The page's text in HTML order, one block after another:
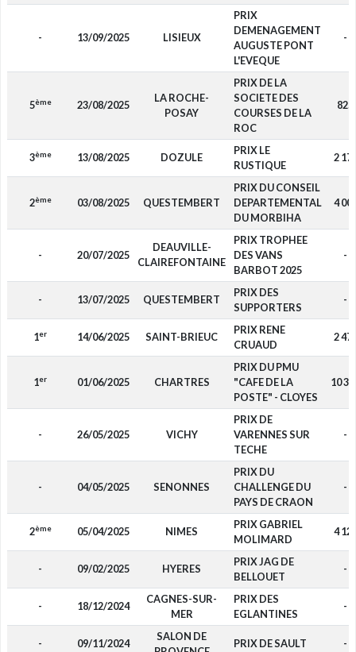
- 13/09/2025 LISIEUX
PRIX
DEMENAGEMENT
AUGUSTE PONT
L'EVEQUE
-
5ème 23/08/2025
LA ROCHE-
POSAY
PRIX DE LA
SOCIETE DES
COURSES DE LA
ROC
825
3ème 13/08/2025 DOZULE
PRIX LE
RUSTIQUE
2
2ème 03/08/2025 QUESTEMBERT
PRIX DU CONSEIL
DEPARTEMENTAL
DU MORBIHA
4
- 20/07/2025
DEAUVILLE-
CLAIREFONTAINE
PRIX TROPHEE
DES VANS
BARBOT 2025
-
- 13/07/2025 QUESTEMBERT
PRIX DES
SUPPORTERS
-
1er 14/06/2025 SAINT-BRIEUC
PRIX RENE
CRUAUD
2
1er 01/06/2025 CHARTRES
PRIX DU PMU
"CAFE DE LA
POSTE" - CLOYES
10
- 26/05/2025 VICHY
PRIX DE
VARENNES SUR
TECHE
-
- 04/05/2025 SENONNES
PRIX DU
CHALLENGE DU
PAYS DE CRAON
-
2ème 05/04/2025 NIMES
PRIX GABRIEL
MOLIMARD
4
- 09/02/2025 HYERES
PRIX JAG DE
BELLOUET
-
- 18/12/2024
CAGNES-SUR-
MER
PRIX DES
EGLANTINES
-
- 09/11/2024
SALON DE
PRIX DE SAULT -